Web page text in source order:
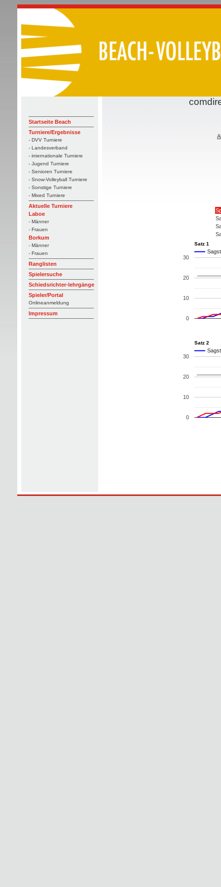
Startseite Beach
Turniere/Ergebnisse
- DVV Turniere
- Landesverband
- internationale Turniere
- Jugend Turniere
- Senioren Turniere
- Snow-Volleyball Turniere
- Sonstige Turniere
- Mixed Turniere
Aktuelle Turniere
Laboe
- Männer
- Frauen
Borkum
- Männer
- Frauen
Ranglisten
Spielersuche
Schiedsrichter-lehrgänge
Spieler/Portal
Onlineanmeldung
Impressum
Satz 1
0
10
20
30
Satz 2
0
10
20
30